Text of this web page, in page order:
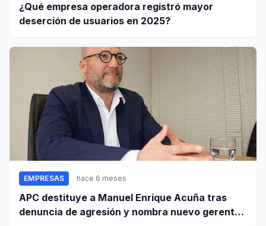
¿Qué empresa operadora registró mayor
deserción de usuarios en 2025?
EMPRESAS hace 6 meses
APC destituye a Manuel Enrique Acuña tras
denuncia de agresión y nombra nuevo gerente